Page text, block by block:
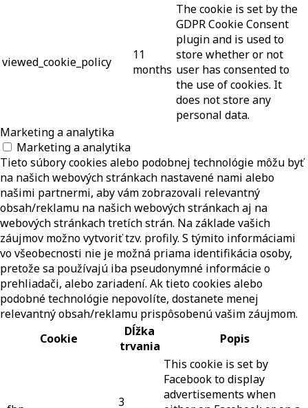
viewed_cookie_policy
11
months
The cookie is set by the
GDPR Cookie Consent
plugin and is used to
store whether or not
user has consented to
the use of cookies. It
does not store any
personal data.
Marketing a analytika
Marketing a analytika
Tieto súbory cookies alebo podobnej technológie môžu byť
na našich webových stránkach nastavené nami alebo
našimi partnermi, aby vám zobrazovali relevantný
obsah/reklamu na našich webových stránkach aj na
webových stránkach tretích strán. Na základe vašich
záujmov možno vytvoriť tzv. profily. S týmito informáciami
vo všeobecnosti nie je možná priama identifikácia osoby,
pretože sa používajú iba pseudonymné informácie o
prehliadači, alebo zariadení. Ak tieto cookies alebo
podobné technológie nepovolíte, dostanete menej
relevantný obsah/reklamu prispôsobenú vašim záujmom.
Cookie
Dĺžka
trvania
Popis
3
This cookie is set by
Facebook to display
advertisements when